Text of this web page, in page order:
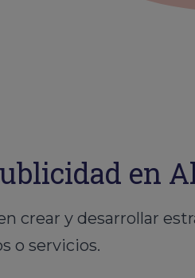
en
crear y desarrollar
o servicios.